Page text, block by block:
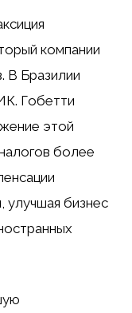
компании
В Бразилии
Гобетти
этой
более
улучшая бизнес